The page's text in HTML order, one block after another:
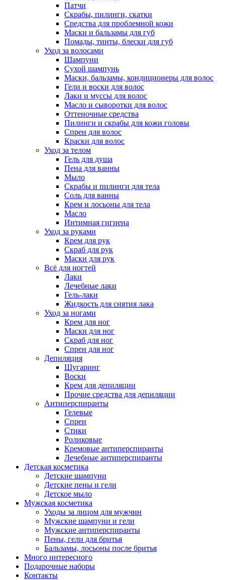
Патчи
Скрабы, пилинги, скатки
Средства для проблемной кожи
Маски и бальзамы для губ
Помады, тинты, блески для губ
Уход за волосами
Шампуни
Сухой шампунь
Маски, бальзамы, кондиционеры для волос
Гели и воски для волос
Лаки и муссы для волос
Масло и сыворотки для волос
Оттеночные средства
Пилинги и скрабы для кожи головы
Спреи для волос
Краски для волос
Уход за телом
Гель для душа
Пена для ванны
Мыло
Скрабы и пилинги для тела
Соль для ванны
Крем и лосьоны для тела
Масло
Интимная гигиена
Уход за руками
Крем для рук
Скраб для рук
Маски для рук
Всё для ногтей
Лаки
Лечебные лаки
Гель-лаки
Жидкость для снятия лака
Уход за ногами
Крем для ног
Маски для ног
Скраб для ног
Спреи для ног
Депиляция
Шугаринг
Воски
Крем для депиляции
Прочие средства для депиляции
Антиперспиранты
Гелевые
Спреи
Стики
Роликовые
Кремовые антиперспиранты
Лечебные антиперспиранты
Детская косметика
Детские шампуни
Детские пены и гели
Детское мыло
Мужская косметика
Уходы за лицом для мужчин
Мужские шампуни и гели
Мужские антиперспиранты
Пены, гели для бритья
Бальзамы, лосьоны после бритья
Много интересного
Подарочные наборы
Контакты